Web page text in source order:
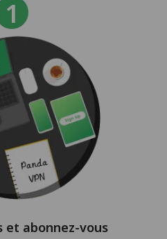
et abonnez-vous